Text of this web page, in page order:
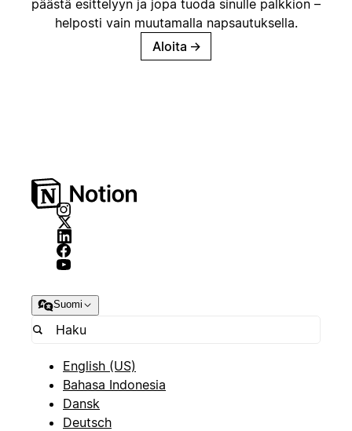
päästä esittelyyn ja jopa tuoda sinulle palkkion –
helposti vain muutamalla napsautuksella.
Aloita →
Suomi
English (US)
Bahasa Indonesia
Dansk
Deutsch